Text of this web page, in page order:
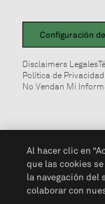
Configuración
Disclaimers Legales
Política de Privacidad
No Vendan Mi
Al hacer clic en
que las cookies
la navegación del
colaborar con